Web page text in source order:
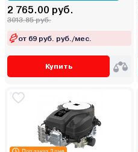
2 765.00 руб.
3013.85 руб.
от 69 руб. руб./мес.
Купить